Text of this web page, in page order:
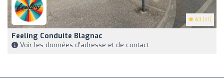
4.1 (41)
Feeling Conduite Blagnac
Voir les données d'adresse et de contact